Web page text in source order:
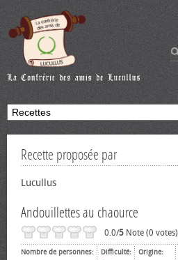
Recette proposée par
Lucullus
Andouillettes au chaource
0.0/5 Note (0 votes)
Nombre de personnes:
Difficulté:
Origine: